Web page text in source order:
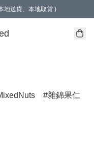
地送貨、本地取貨 )
雜錦果仁